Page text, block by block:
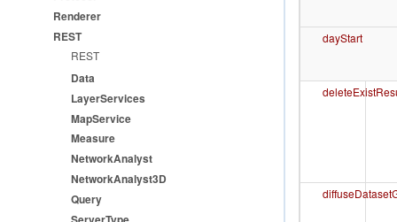
矢量分块专题
时空数据专题
客户端统计专题图专题
动态标绘专题
dayStart
Renderer
REST
REST
Data
LayerServices
MapService
Measure
NetworkAnalyst
NetworkAnalyst3D
Query